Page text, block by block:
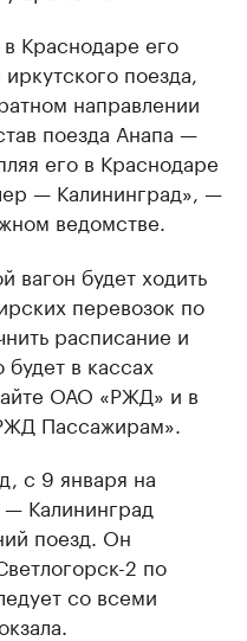
Краснодаре его
поезда,
направлении
поезда Анапа —
его в Краснодаре
— Калининград», —
ведомстве.
вагон будет ходить
перевозок по
расписание и
в кассах
ОАО «РЖД» и в
Пассажирам».
с 9 января на
Калининград
поезд. Он
2 по
со всеми